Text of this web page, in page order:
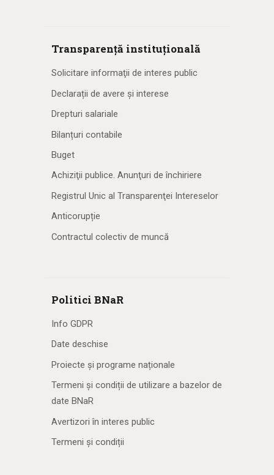
Transparență instituțională
Solicitare informaţii de interes public
Declarații de avere și interese
Drepturi salariale
Bilanțuri contabile
Buget
Achiziţii publice. Anunţuri de închiriere
Registrul Unic al Transparenţei Intereselor
Anticorupție
Contractul colectiv de muncă
Politici BNaR
Info GDPR
Date deschise
Proiecte și programe naționale
Termeni și condiții de utilizare a bazelor de
date BNaR
Avertizori în interes public
Termeni și condiții